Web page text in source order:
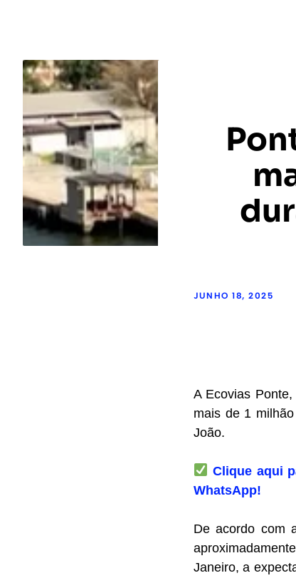
JUNHO 18, 2025
A Ecovias
mais de 1
João.
Clique aqui
WhatsApp!
De acordo com
Janeiro, a